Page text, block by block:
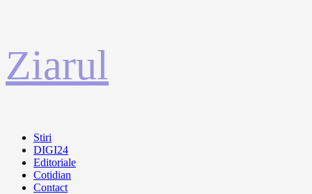
la
conținut
Ziarul
Primary
Menu
Stiri
DIGI24
Editoriale
Cotidian
Contact